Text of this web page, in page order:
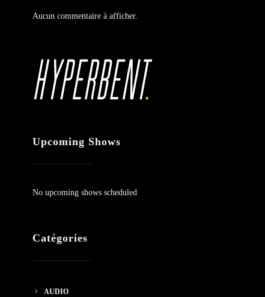
Aucun commentaire à afficher.
Upcoming Shows
No upcoming shows scheduled
Catégories
AUDIO